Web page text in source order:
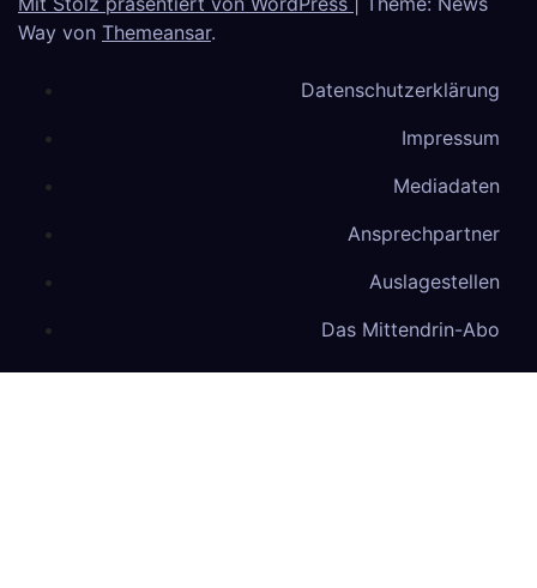
Way von Themeansar.
Datenschutzerklärung
Impressum
Mediadaten
Ansprechpartner
Auslagestellen
Das Mittendrin-Abo